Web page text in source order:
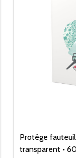
Protège
transparent •